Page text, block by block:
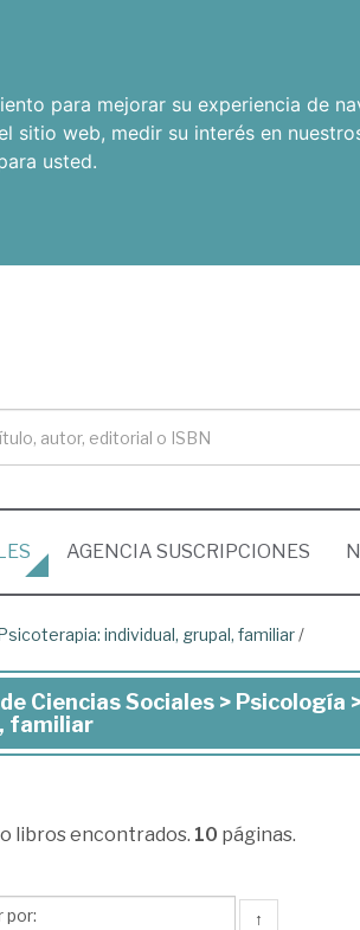
para mejorar su experiencia de
sitio web, medir su interés en
usted.
AGENCIA SUSCRIPCIONES
individual, grupal, familiar/
Ciencias Sociales >
familiar
libros encontrados. 10 páginas.
↑